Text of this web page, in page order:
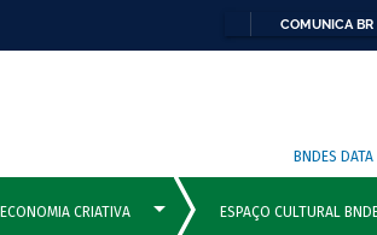
COMUNICA BR
BNDES DATA